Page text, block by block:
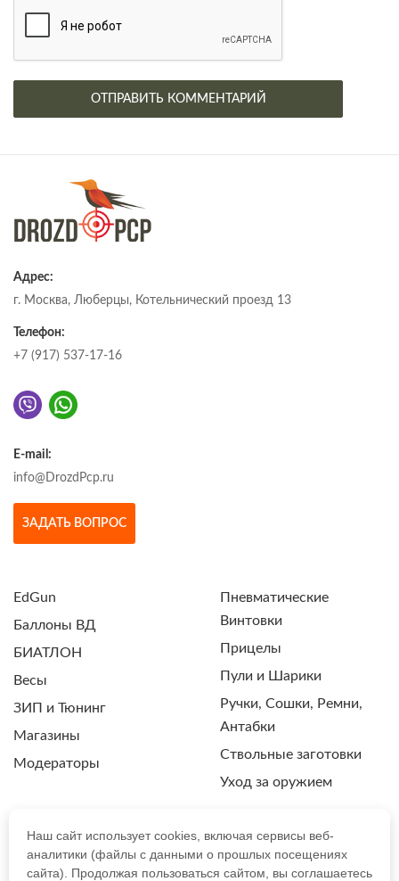
Адрес:
г. Москва, Люберцы, Котельнический проезд 13
Телефон:
+7 (917) 537-17-16
E-mail:
info@DrozdPcp.ru
ЗАДАТЬ ВОПРОС
EdGun
Баллоны ВД
БИАТЛОН
Весы
ЗИП и Тюнинг
Магазины
Модераторы
Пневматические
Винтовки
Прицелы
Пули и Шарики
Ручки, Сошки, Ремни,
Антабки
Ствольные заготовки
Уход за оружием
ПОЛИТИКА КОНФИДЕНЦИАЛЬНОСТИ
Наш сайт использует cookies, включая сервисы веб-
аналитики (файлы с данными о прошлых посещениях
сайта). Продолжая пользоваться сайтом, вы соглашаетесь